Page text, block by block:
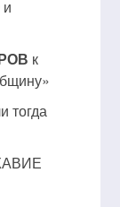
к
тогда